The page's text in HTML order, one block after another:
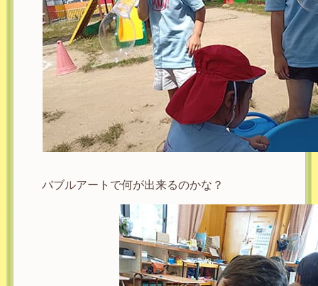
バブルアートで何が出来るのかな？